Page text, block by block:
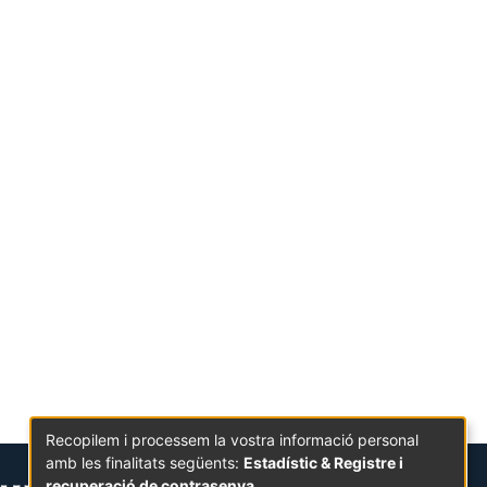
Recopilem i processem la vostra informació personal
amb les finalitats següents: Estadístic & Registre i